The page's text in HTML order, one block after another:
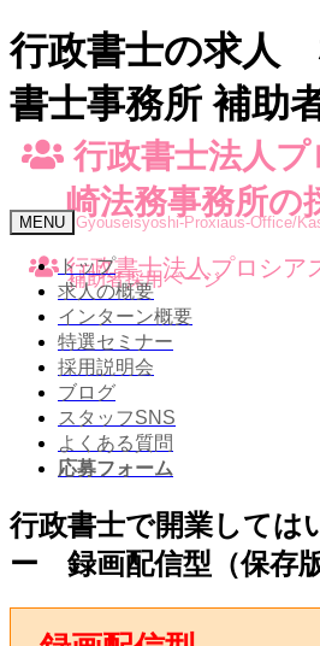
行政書士の求人
書士事務所 補助
行政書士法人
崎法務事務所の
Gyouseisyoshi-Proxiaus-Office/
行政書士法人プロシア
補助者採用ページ
Toggle
navigation
MENU
トップ
求人の概要
インターン概要
特選セミナー
採用説明会
ブログ
スタッフSNS
よくある質問
応募フォーム
行政書士で開業しては
ー 録画配信型（保存版